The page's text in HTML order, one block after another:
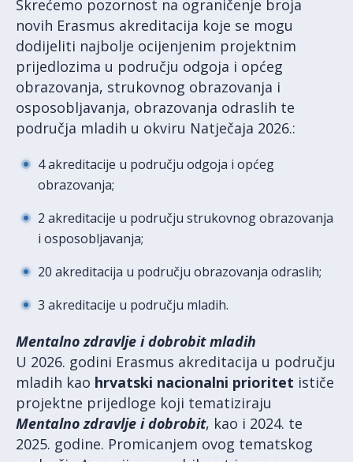
Skrećemo pozornost na ograničenje broja
novih Erasmus akreditacija koje se mogu
dodijeliti najbolje ocijenjenim projektnim
prijedlozima u području odgoja i općeg
obrazovanja, strukovnog obrazovanja i
osposobljavanja, obrazovanja odraslih te
područja mladih u okviru Natječaja 2026.:
4 akreditacije u području odgoja i općeg
obrazovanja;
2 akreditacije u području strukovnog obrazovanja
i osposobljavanja;
20 akreditacija u području obrazovanja odraslih;
3 akreditacije u području mladih.
Mentalno zdravlje i dobrobit mladih
U 2026. godini Erasmus akreditacija u području
mladih kao hrvatski nacionalni prioritet ističe
projektne prijedloge koji tematiziraju
Mentalno zdravlje i dobrobit, kao i 2024. te
2025. godine. Promicanjem ovog tematskog